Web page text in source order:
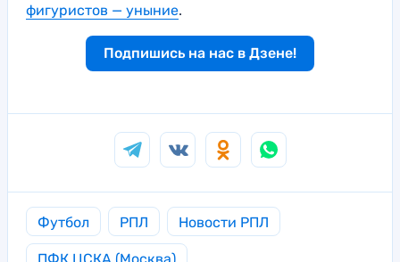
фигуристов — уныние.
Подпишись на нас в Дзене!
Футбол РПЛ Новости РПЛ